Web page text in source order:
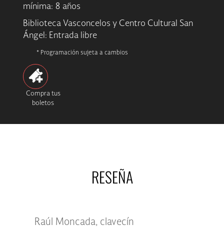
mínima: 8 años
Biblioteca Vasconcelos y Centro Cultural San
Ángel: Entrada libre
* Programación sujeta a cambios
Compra tus
boletos
RESEÑA
Raúl Moncada, clavecín